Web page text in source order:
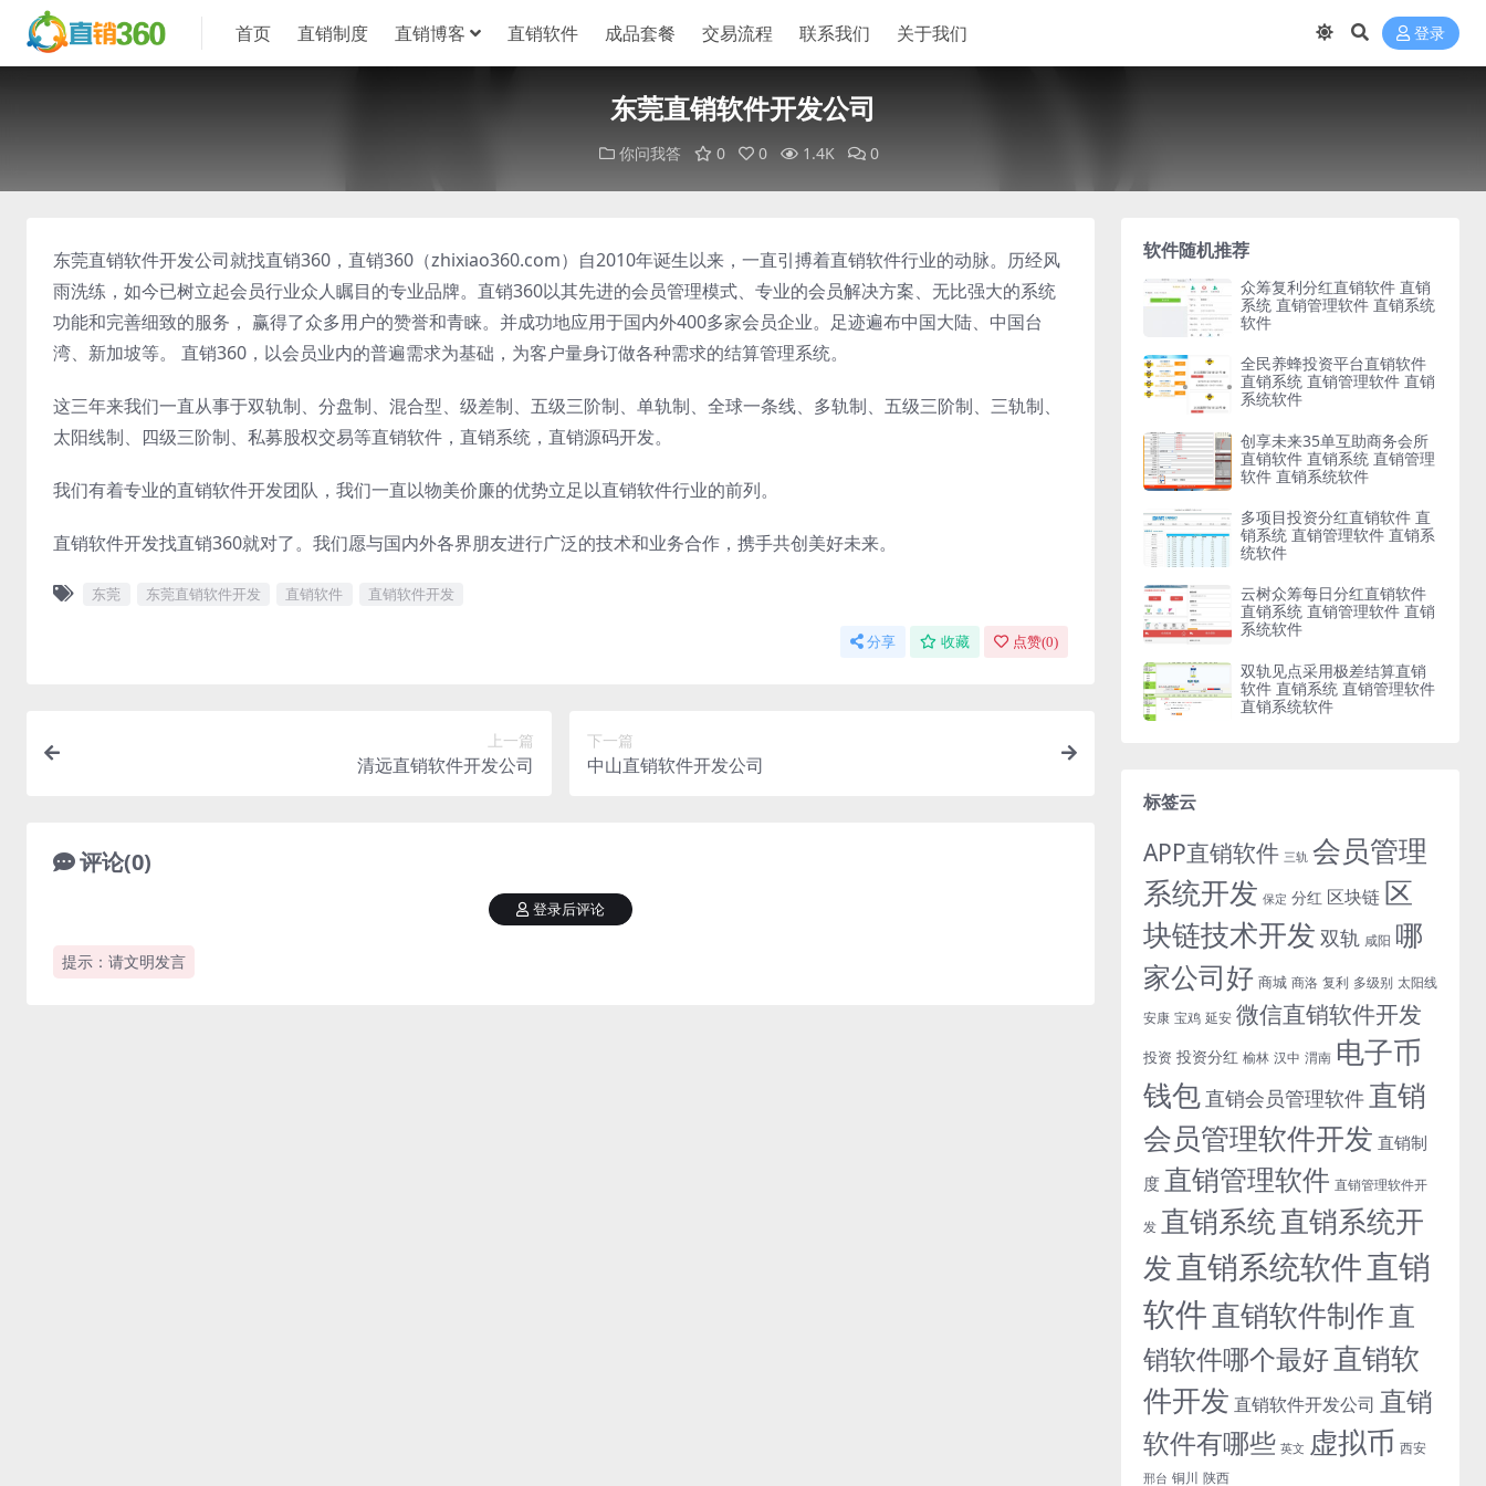
首页 直销制度 直销博客 直销软件 成品套餐 交易流程 联系我们 关于我们 登录
东莞直销软件开发公司
你问我答 0 0 1.4K 0
东莞直销软件开发公司就找直销360，直销360（zhixiao360.com）自2010年诞生以来，一直引搏着直销软件行业的动脉。历经风
雨洗练，如今已树立起会员行业众人瞩目的专业品牌。直销360以其先进的会员管理模式、专业的会员解决方案、无比强大的系统
功能和完善细致的服务， 赢得了众多用户的赞誉和青睐。并成功地应用于国内外400多家会员企业。足迹遍布中国大陆、中国台
湾、新加坡等。 直销360，以会员业内的普遍需求为基础，为客户量身订做各种需求的结算管理系统。
这三年来我们一直从事于双轨制、分盘制、混合型、级差制、五级三阶制、单轨制、全球一条线、多轨制、五级三阶制、三轨制、
太阳线制、四级三阶制、私募股权交易等直销软件，直销系统，直销源码开发。
我们有着专业的直销软件开发团队，我们一直以物美价廉的优势立足以直销软件行业的前列。
直销软件开发找直销360就对了。我们愿与国内外各界朋友进行广泛的技术和业务合作，携手共创美好未来。
东莞 东莞直销软件开发 直销软件 直销软件开发
分享 收藏 点赞(0)
上一篇
清远直销软件开发公司
下一篇
中山直销软件开发公司
评论(0)
提示：请文明发言
登录后评论
软件随机推荐
众筹复利分红直销软件 直销
系统 直销管理软件 直销系统
软件
全民养蜂投资平台直销软件
直销系统 直销管理软件 直销
系统软件
创享未来35单互助商务会所
直销软件 直销系统 直销管理
软件 直销系统软件
多项目投资分红直销软件 直
销系统 直销管理软件 直销系
统软件
云树众筹每日分红直销软件
直销系统 直销管理软件 直销
系统软件
双轨见点采用极差结算直销
软件 直销系统 直销管理软件
直销系统软件
标签云
APP直销软件 三轨 会员管理
系统开发 保定 分红 区块链 区
块链技术开发 双轨 咸阳 哪
家公司好 商城 商洛 复利 多级别 太阳线
安康 宝鸡 延安 微信直销软件开发
投资 投资分红 榆林 汉中 渭南 电子币
钱包 直销会员管理软件 直销
会员管理软件开发 直销制
度 直销管理软件 直销管理软件开
发 直销系统直销系统开
发直销系统软件直销
软件直销软件制作直
销软件哪个最好直销软
件开发 直销软件开发公司 直销
软件有哪些 英文 虚拟币 西安
邢台 铜川 陕西